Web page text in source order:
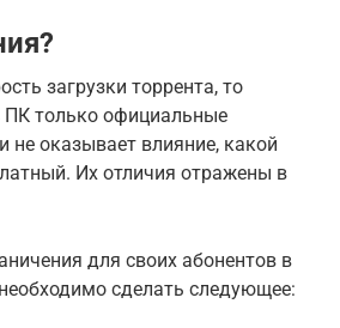
загрузки торрента, то
ПК только официальные
не оказывает влияние, какой
Их отличия отражены в
для своих абонентов в
сделать следующее: